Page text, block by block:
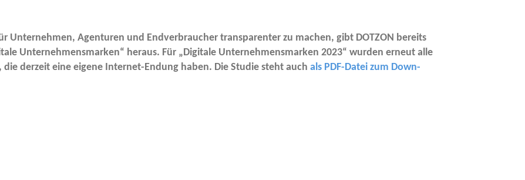
Unter­neh­men, Agen­tu­ren und End­ver­brau­cher trans­pa­ren­ter zu machen, gibt DOTZON bereits
Unter­neh­mens­mar­ken“ her­aus. Für „Digi­ta­le Unter­neh­mens­mar­ken 2023“ wur­den erneut alle
der­zeit eine eige­ne Inter­net-Endung haben. Die Stu­die steht auch als PDF-Datei zum Down­